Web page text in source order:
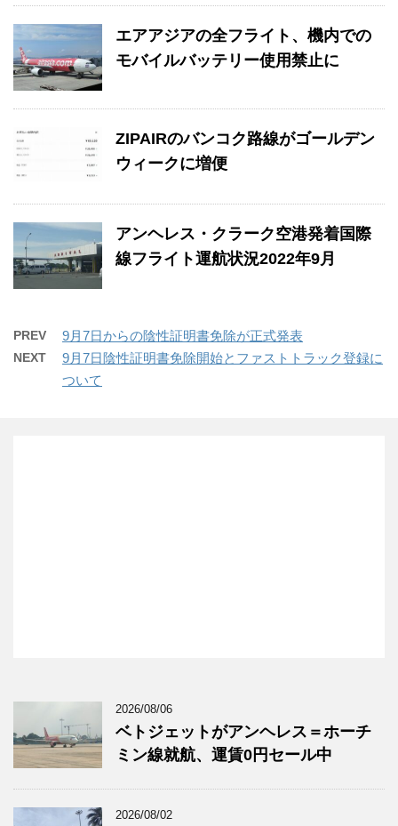
エアアジアの全フライト、機内での
モバイルバッテリー使用禁止に
ZIPAIRのバンコク路線がゴールデン
ウィークに増便
アンヘレス・クラーク空港発着国際
線フライト運航状況2022年9月
PREV 9月7日からの陰性証明書免除が正式発表
NEXT
9月7日陰性証明書免除開始とファストトラック登録に
ついて
2026/08/06
ベトジェットがアンヘレス＝ホーチ
ミン線就航、運賃0円セール中
2026/08/02